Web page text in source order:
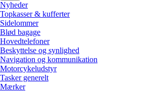
Nyheder
Topkasser & kufferter
Sidelommer
Blød bagage
Hovedtelefoner
Beskyttelse og synlighed
Navigation og kommunikation
Motorcykeludstyr
Tasker generelt
Mærker